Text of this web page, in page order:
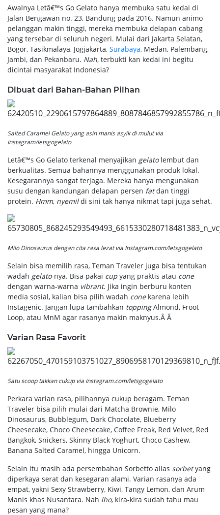
Awalnya Letâ€™s Go Gelato hanya membuka satu kedai di
Jalan Bengawan no. 23, Bandung pada 2016. Namun animo
pelanggan makin tinggi, mereka membuka delapan cabang
yang tersebar di seluruh negeri. Mulai dari Jakarta Selatan,
Bogor, Tasikmalaya, Jogjakarta, Surabaya, Medan, Palembang,
Jambi, dan Pekanbaru. Nah, terbukti kan kedai ini begitu
dicintai masyarakat Indonesia?
Dibuat dari Bahan-Bahan Pilhan
Salted Caramel Gelato yang asin manis asyik di mulut via
Instagram/letsgogelato
Letâ€™s Go Gelato terkenal menyajikan gelatolembut dan
berkualitas. Semua bahannya menggunakan produk lokal.
Kesegarannya sangat terjaga. Mereka hanya mengunakan
susu dengan kandungan delapan persen fatdan tinggi
protein. Hmm, nyemildi sini tak hanya nikmat tapi juga sehat.
Milo Dinosaurus dengan cita rasa lezat via Instagram.com/letsgogelato
Selain bisa memilih rasa, Teman Traveler juga bisa tentukan
wadah gelato-nya. Bisa pakai cup yang praktis atau cone
dengan warna-warna vibrant. Jika ingin berburu konten
media sosial, kalian bisa pilih wadah conekarena lebih
Instagenic. Jangan lupa tambahkan toppingAlmond, Froot
Loop, atau MnM agar rasanya makin maknyus.Â Â
Varian Rasa Favorit
Satuscooptakkan cukup via Instagram.com/letsgogelato
Perkara varian rasa, pilihannya cukup beragam. Teman
Traveler bisa pilih mulai dari Matcha Brownie, Milo
Dinosaurus, Bubblegum, Dark Chocolate, Blueberry
Cheesecake, Choco Cheesecake, Coffee Freak, Red Velvet, Red
Bangkok, Snickers, Skinny Black Yoghurt, Choco Cashew,
Banana Salted Caramel, hingga Unicorn.
Selain itu masih ada persembahan Sorbetto alias sorbetyang
diperkaya serat dan kesegaran alami. Varian rasanya ada
empat, yakni Sexy Strawberry, Kiwi, Tangy Lemon, dan Arum
Manis khas Nusantara. Nah lho, kira-kira sudah tahu mau
pesan yang mana?